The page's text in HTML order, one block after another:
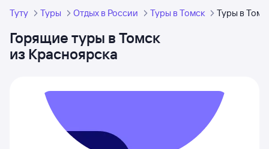
Туту Туры Отдых в России Туры в Томск Туры в
Горящие туры в Томск
из Красноярска